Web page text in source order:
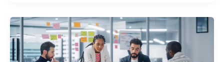
La
ley
de
“START